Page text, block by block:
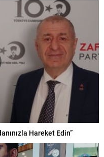
Hareket Edin”